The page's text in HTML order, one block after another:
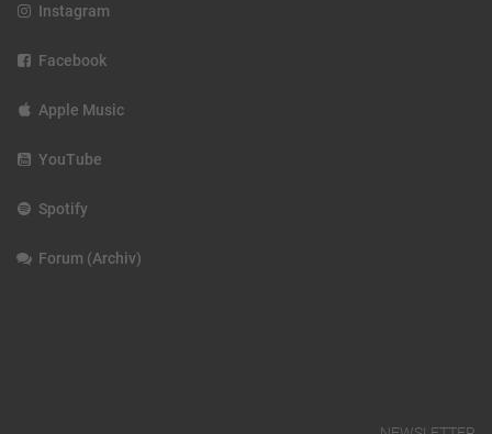
Instagram
Facebook
Apple Music
YouTube
Spotify
Forum (Archiv)